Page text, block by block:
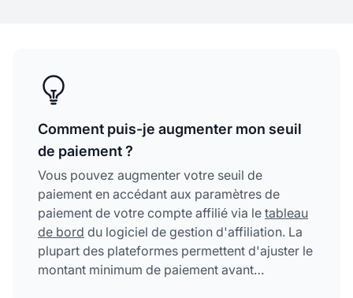
Comment puis-je augmenter mon seuil
de paiement ?
Vous pouvez augmenter votre seuil de
paiement en accédant aux paramètres de
paiement de votre compte affilié via le tableau
de bord du logiciel de gestion d'affiliation. La
plupart des plateformes permettent d'ajuster le
montant minimum de paiement avant